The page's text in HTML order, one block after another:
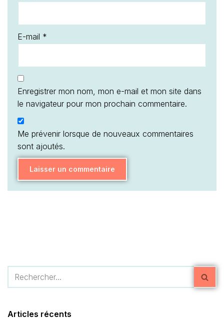
E-mail *
Enregistrer mon nom, mon e-mail et mon site dans
le navigateur pour mon prochain commentaire.
Me prévenir lorsque de nouveaux commentaires
sont ajoutés.
Articles récents